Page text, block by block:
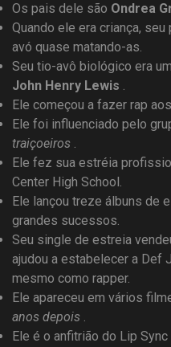
Os pais dele são Ondrea
Quando ele era criança,
avó quase matando-as.
Seu tio-avô biológico era
John Henry Lewis .
Ele começou a fazer rap
Ele foi influenciado pelo
traiçoeiros .
Ele fez sua estréia
Center High School.
Ele lançou treze álbuns de
grandes sucessos.
Seu single de estreia
ajudou a estabelecer a Def
mesmo como rapper.
Ele apareceu em vários
anos depois .
Ele é o anfitrião do Lip